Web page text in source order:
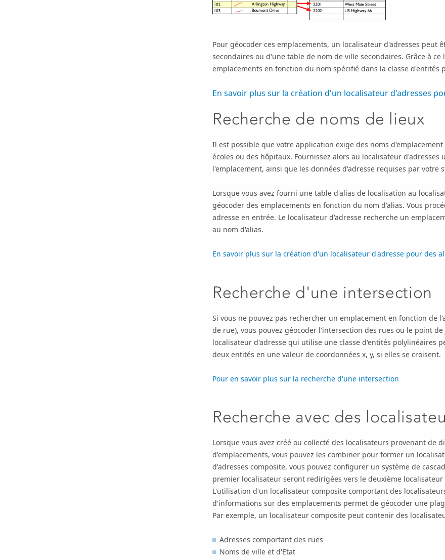
Pour géocoder ces emplacements, un localisateur d'adresses peut
secondaires ou d'une table de nom de ville secondaires. Grâce à ce
emplacements en fonction du nom spécifié dans la classe d'entités
En savoir plus sur la création d'un localisateur d'adresses
Recherche de noms de lieux
Il est possible que votre application exige des noms
écoles ou des hôpitaux. Fournissez alors au localisateur
l'emplacement, ainsi que les données d'adresse requises par votre
Lorsque vous avez fourni une table d'alias de localisation au
géocoder des emplacements en fonction du nom d'alias. Vous
adresse en entrée. Le localisateur d'adresse recherche un
au nom d'alias.
En savoir plus sur la création d'un localisateur d'adresse pour des
Recherche d'une intersection
Si vous ne pouvez pas rechercher un emplacement en fonction de
de rue), vous pouvez géocoder l'intersection des rues ou le point
localisateur d'adresse qui utilise une classe d'entités polylinéaires
deux entités en une valeur de coordonnées x, y, si elles se croisent.
Pour en savoir plus sur la recherche d'une intersection
Recherche avec des
Lorsque vous avez créé ou collecté des localisateurs provenant de
d'emplacements, vous pouvez les combiner pour former un
d'adresses composite, vous pouvez configurer un système de
premier localisateur seront redirigées vers le deuxième
L'utilisation d'un localisateur composite comportant des
d'informations sur des emplacements permet de géocoder une
Par exemple, un localisateur composite peut contenir des
Adresses comportant des rues
Noms de ville et d'Etat